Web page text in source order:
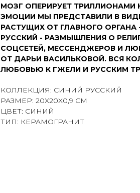
МОЗГ ОПЕРИРУЕТ ТРИЛЛИОНАМИ
ЭМОЦИИ МЫ ПРЕДСТАВИЛИ В
РАСТУЩИХ ОТ ГЛАВНОГО ОРГАНА
РУССКИЙ - РАЗМЫШЛЕНИЯ О
СОЦСЕТЕЙ, МЕССЕНДЖЕРОВ И
ОТ ДАРЬИ ВАСИЛЬКОВОЙ. ВСЯ
ЛЮБОВЬЮ К ГЖЕЛИ И РУССКИМ
КОЛЛЕКЦИЯ: СИНИЙ РУССКИЙ
РАЗМЕР: 20X20X0,9 СМ
ЦВЕТ: СИНИЙ
ТИП: КЕРАМОГРАНИТ